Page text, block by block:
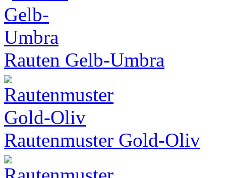
Rauten Gelb-Umbra
Rautenmuster Gold-Oliv